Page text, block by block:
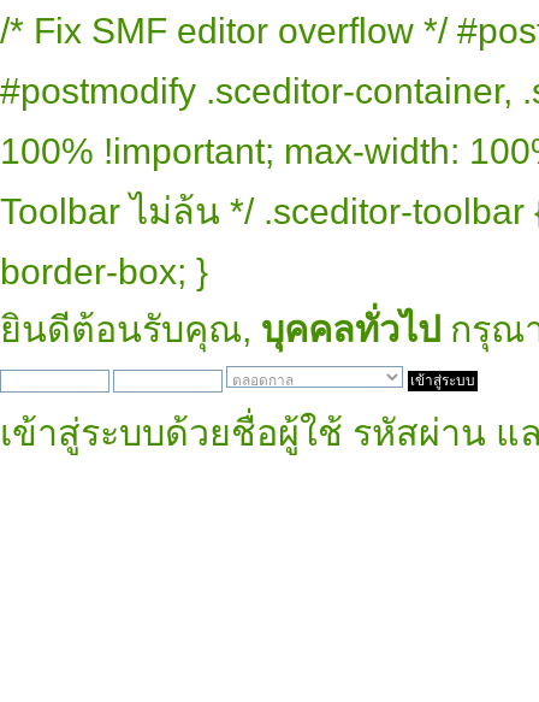
/* Fix SMF editor overflow */
#postmodify .sceditor-container,
100% !important; max-width:
Toolbar ไม่ล้น */ .sceditor-
border-box; }
ยินดีต้อนรับคุณ, บุคคลทั่วไป กรุณ
เข้าสู่ระบบด้วยชื่อผู้ใช้ รหัสผ่าน แ